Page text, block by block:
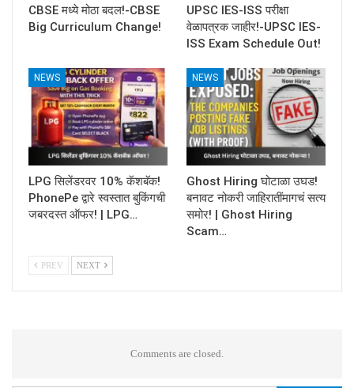
CBSE मध्ये मोठा बदल!-CBSE
Big Curriculum Change!
UPSC IES-ISS परीक्षा
वेळापत्रक जाहीर!-UPSC IES-
ISS Exam Schedule Out!
NEWS
LPG सिलेंडरवर 10% कॅशबॅक!
PhonePe द्वारे स्वस्तात बुकिंगची
जबरदस्त ऑफर! | LPG…
NEWS
Ghost Hiring घोटाळा उघड!
बनावट नोकरी जाहिरातींमागचं सत्य
समोर! | Ghost Hiring
Scam…
PREV NEXT
Comments are closed.